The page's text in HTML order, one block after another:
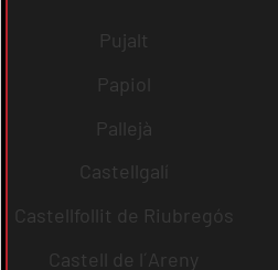
Pujalt
Papiol
Pallejà
Castellgalí
Castellfollit de Riubregós
Castell de l´Areny